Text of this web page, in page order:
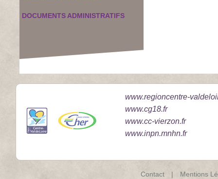
DOCUMENTS ADMINISTRATIFS
www.regioncentre-
www.cg18.fr
www.cc-vierzon.fr
www.inpn.mnhn.fr
Contact |
Mentions